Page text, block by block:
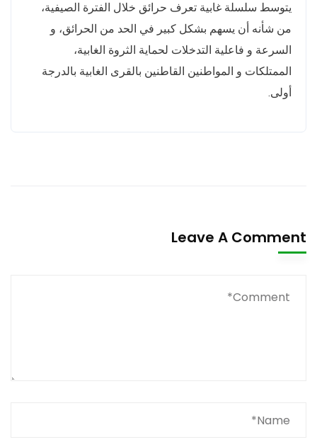
يتوسط سلسلة غابية تعرف حرائق خلال الفترة الصيفية،
من شأنه أن يسهم بشكل كبير في الحد من الحرائق، و
السرعة و فاعلية التدخلات لحماية الثروة الغابية،
الممتلكات و المواطنين القاطنين بالقرى الغابية بالدرجة
أولى.
Leave A Comment